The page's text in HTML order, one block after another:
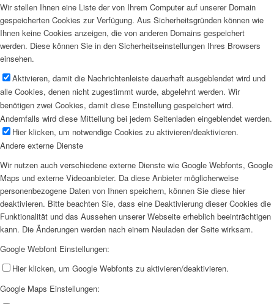
Wir stellen Ihnen eine Liste der von Ihrem Computer auf unserer Domain
gespeicherten Cookies zur Verfügung. Aus Sicherheitsgründen können wie
Ihnen keine Cookies anzeigen, die von anderen Domains gespeichert
werden. Diese können Sie in den Sicherheitseinstellungen Ihres Browsers
einsehen.
Aktivieren, damit die Nachrichtenleiste dauerhaft ausgeblendet wird und
alle Cookies, denen nicht zugestimmt wurde, abgelehnt werden. Wir
benötigen zwei Cookies, damit diese Einstellung gespeichert wird.
Andernfalls wird diese Mitteilung bei jedem Seitenladen eingeblendet werden.
Hier klicken, um notwendige Cookies zu aktivieren/deaktivieren.
Andere externe Dienste
Wir nutzen auch verschiedene externe Dienste wie Google Webfonts, Google
Maps und externe Videoanbieter. Da diese Anbieter möglicherweise
personenbezogene Daten von Ihnen speichern, können Sie diese hier
deaktivieren. Bitte beachten Sie, dass eine Deaktivierung dieser Cookies die
Funktionalität und das Aussehen unserer Webseite erheblich beeinträchtigen
kann. Die Änderungen werden nach einem Neuladen der Seite wirksam.
Google Webfont Einstellungen:
Hier klicken, um Google Webfonts zu aktivieren/deaktivieren.
Google Maps Einstellungen: